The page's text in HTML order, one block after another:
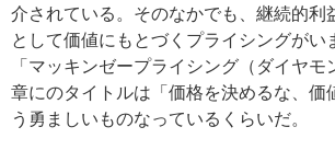
介されている。そのなかでも、継続的利
として価値にもとづくプライシングがい
「マッキンゼープライシング（ダイヤモ
章にのタイトルは「価格を決めるな、価
う勇ましいものなっているくらいだ。